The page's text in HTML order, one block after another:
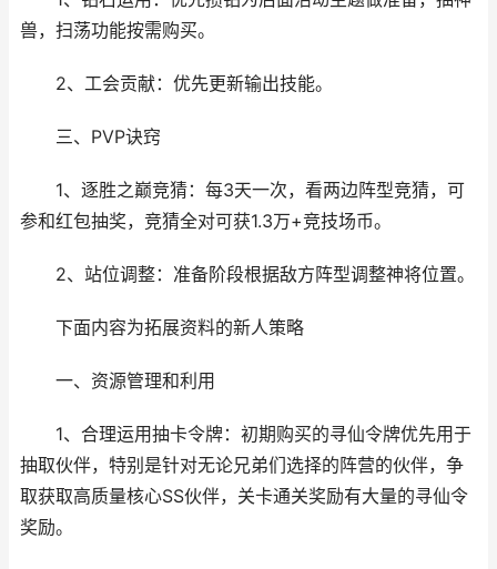
兽，扫荡功能按需购买。
2、工会贡献：优先更新输出技能。
三、PVP诀窍
1、逐胜之巅竞猜：每3天一次，看两边阵型竞猜，可
参和红包抽奖，竞猜全对可获1.3万+竞技场币。
2、站位调整：准备阶段根据敌方阵型调整神将位置。
下面内容为拓展资料的新人策略
一、资源管理和利用
1、合理运用抽卡令牌：初期购买的寻仙令牌优先用于
抽取伙伴，特别是针对无论兄弟们选择的阵营的伙伴，争
取获取高质量核心SS伙伴，关卡通关奖励有大量的寻仙令
奖励。